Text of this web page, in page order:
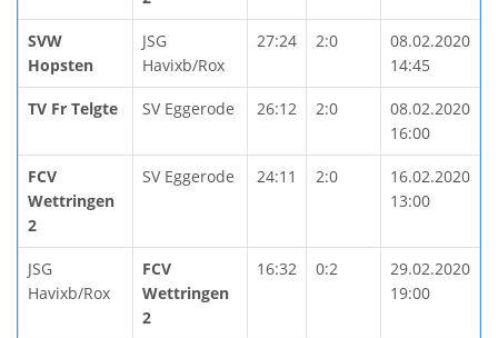
SVW
Hopsten
JSG
Havixb/Rox
27:24 2:0
08.02.2020
14:45
TV Fr Telgte SV Eggerode 26:12 2:0
08.02.2020
16:00
FCV
Wettringen
2
SV Eggerode 24:11 2:0
16.02.2020
13:00
JSG
Havixb/Rox
FCV
Wettringen
2
16:32 0:2
29.02.2020
19:00